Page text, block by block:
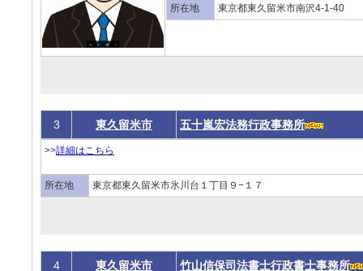
所在地 東京都東久留米市南沢4-1-40
3 東久留米市 五十嵐宏法務行政事務所
>>詳細はこちら
所在地 東京都東久留米市氷川台１丁目９−１７
4 東久留米市 竹山信保司法書士行政書士事務所